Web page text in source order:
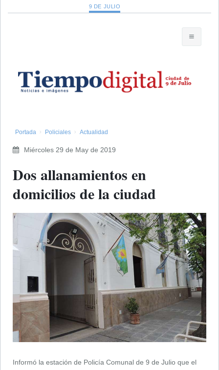
9 DE JULIO
Portada Policiales Actualidad
Miércoles 29 de May de 2019
Dos allanamientos en
domicilios de la ciudad
Informó la estación de Policía Comunal de 9 de Julio que el